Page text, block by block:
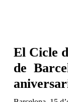
El Cicle
de